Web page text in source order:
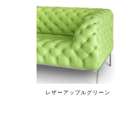
レザーアップルグリーン